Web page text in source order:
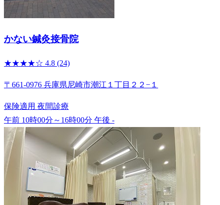
かない鍼灸接骨院
★★★★☆ 4.8 (24)
〒661-0976 兵庫県尼崎市潮江１丁目２２−１
保険適用 夜間診療
午前 10時00分～16時00分 午後 -